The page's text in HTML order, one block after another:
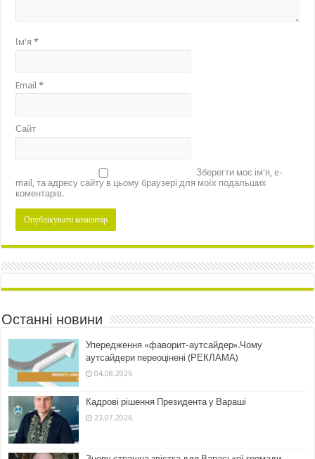
Ім'я*
Email*
Сайт
Зберегти моє ім'я, e-
mail, та адресу сайту в цьому браузері для моїх подальших
коментарів.
Останні новини
Упередження «фаворит-аутсайдер».Чому
аутсайдери переоцінені (РЕКЛАМА)
04.08.2026
Кадрові рішення Президента у Вараші
23.07.2026